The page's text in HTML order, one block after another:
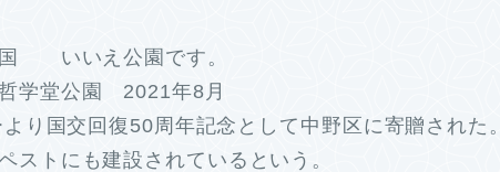
国 いいえ公園です。
学堂公園 2021年8月
り国交回復50周年記念として中野区に寄贈された。
ストにも建設されているという。